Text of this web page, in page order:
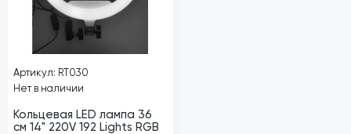
Артикул: RT030
Нет в наличии
Кольцевая LED лампа 36
см 14" 220V 192 Lights RGB